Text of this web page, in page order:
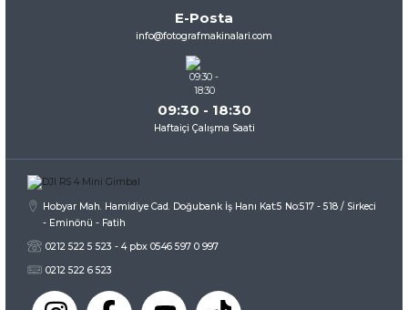
Ürün fiyatı diğer sitelerden daha pahalı.
E-Posta
info@fotografmakinalari.com
09:30 - 18:30
Haftaiçi Çalışma Saati
Hobyar Mah. Hamidiye Cad. Doğubank İş Hanı Kat:5 No:517 - 518 / Sirkeci
- Eminönü - Fatih
0212 522 5 523 - 4 pbx 0546 597 0 997
0212 522 6 523